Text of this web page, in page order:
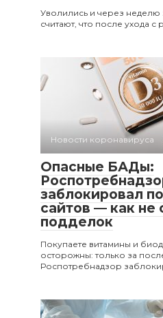
Уволились и через
считают, что после ухода
Новости коронавируса
Опасные БАДы:
заблокировал
сайтов — как не
подделок
Покупаете витамины и
осторожны: только за
Роспотребнадзор